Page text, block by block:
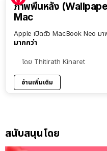
ภาพพื้นหลัง
Mac
Apple เปิดตัว MacBook Neo ม
มากกว่า
โดย Thitirath Kinaret
อ่านเพิ่มเติม
สนับสนุนโดย